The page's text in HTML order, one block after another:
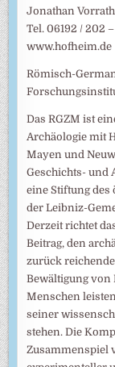
Jonathan
Tel. 06192 / 202
www.hofheim.de
Römisch-
Das RGZM ist
Archäologie mit
Mayen und
Geschichts- und
eine Stiftung
der Leibniz-
Derzeit richtet
Beitrag, den
zurück
Bewältigung von
Menschen
seiner
stehen. Die
Zusammenspiel